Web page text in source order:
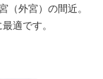
外宮）の間近。
適です。